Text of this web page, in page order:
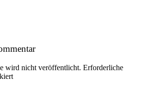
wird nicht veröffentlicht. Erforderliche